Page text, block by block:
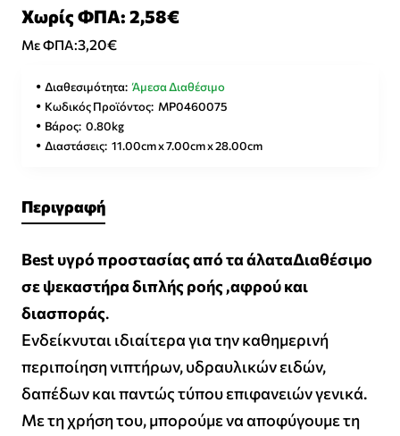
Με ΦΠΑ:3,20€
Χωρίς ΦΠΑ: 2,58€
Διαθεσιμότητα: Άμεσα Διαθέσιμο
Κωδικός Προϊόντος: MP0460075
Βάρος: 0.80kg
Διαστάσεις: 11.00cm x 7.00cm x 28.00cm
Περιγραφή
Best υγρό προστασίας από τα άλαταΔιαθέσιμο
σε ψεκαστήρα διπλής ροής ,αφρού και
διασποράς.
Ενδείκνυται ιδιαίτερα για την καθημερινή
περιποίηση νιπτήρων, υδραυλικών ειδών,
δαπέδων και παντώς τύπου επιφανειών γενικά.
Με τη χρήση του, μπορούμε να αποφύγουμε τη